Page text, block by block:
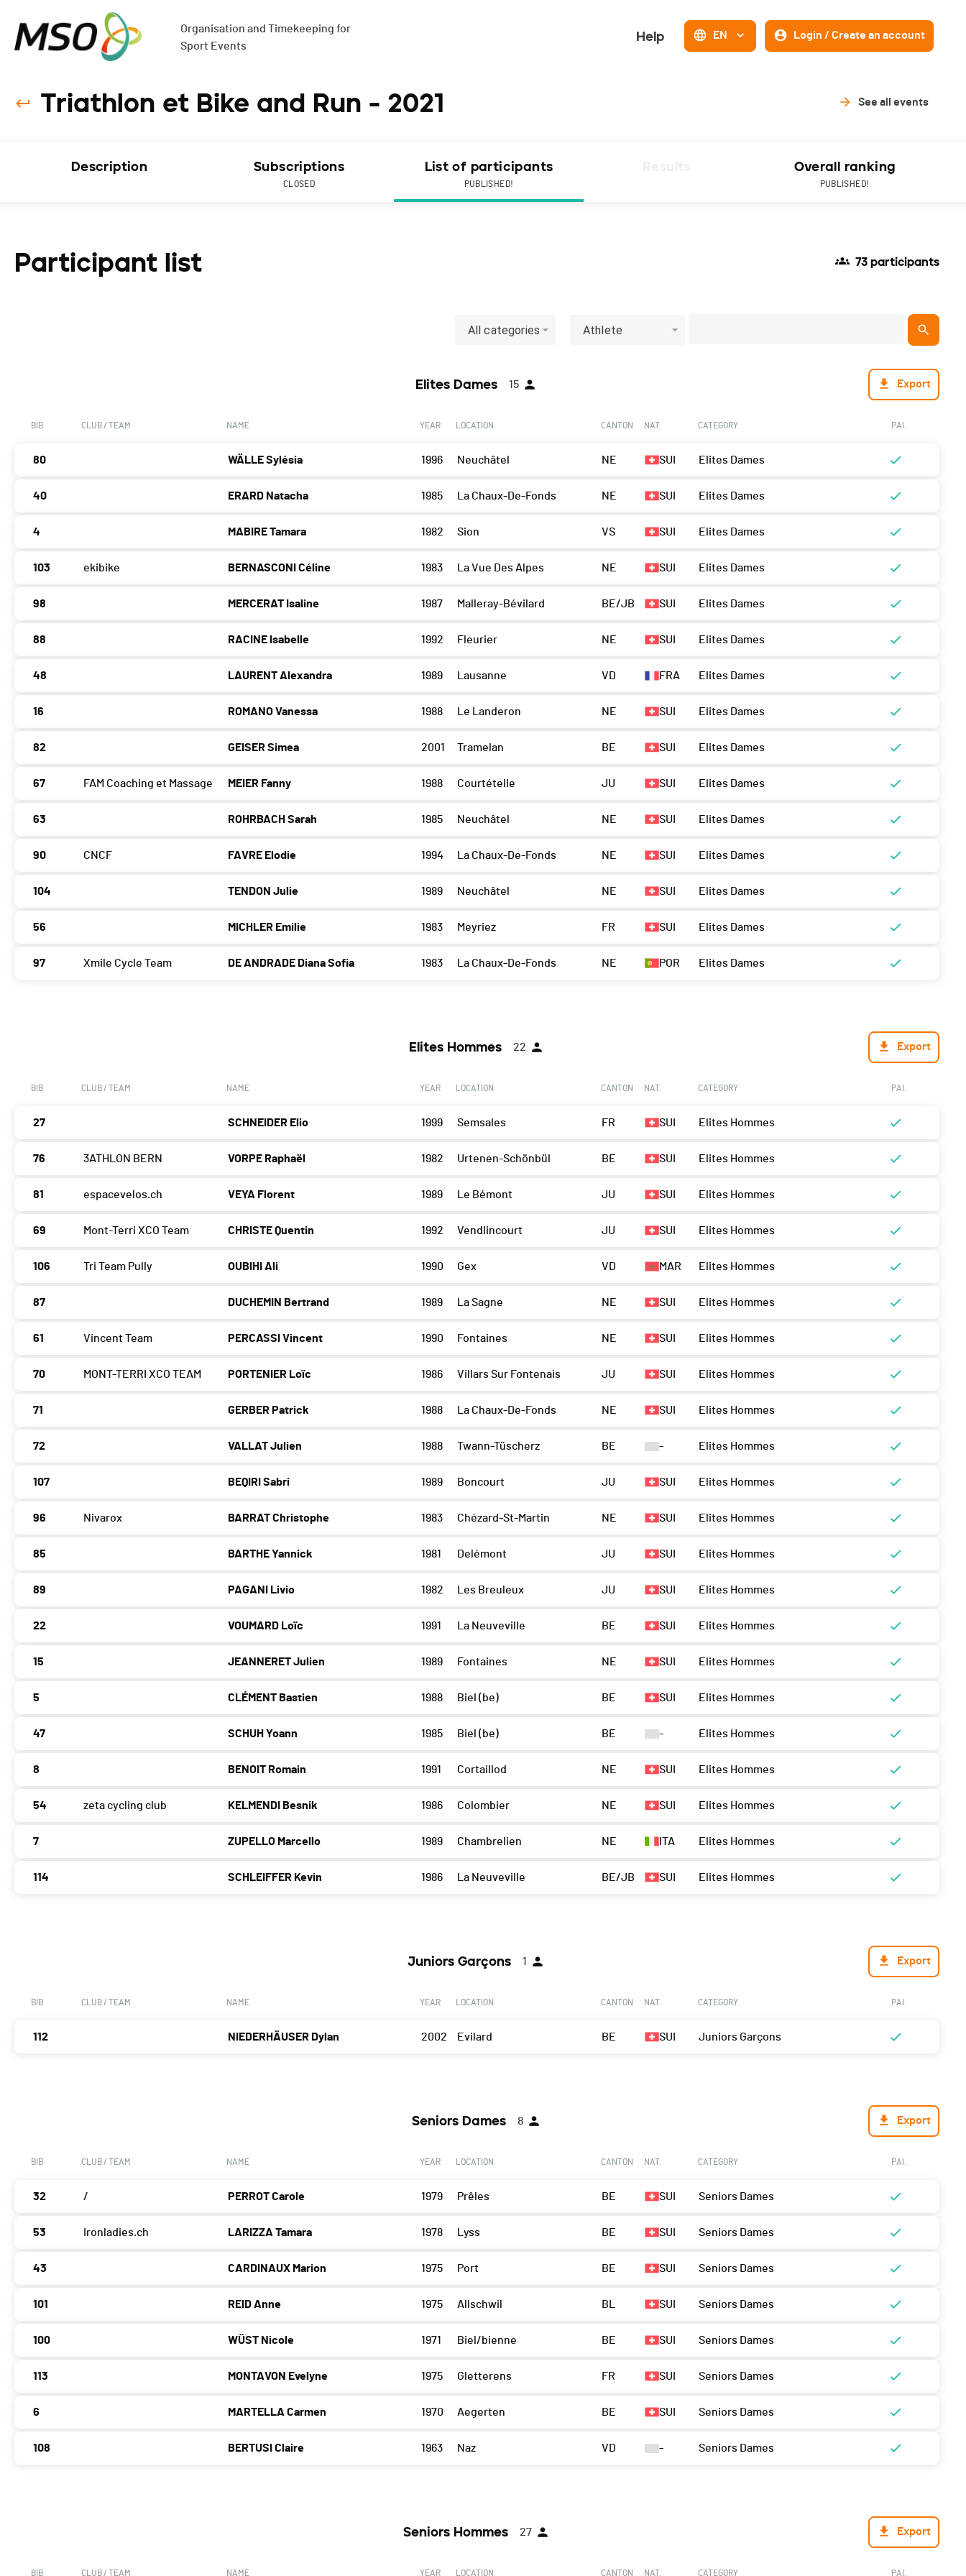
Organisation and Timekeeping for
Sport Events
Help EN Login / Create an account
Triathlon et Bike and Run - 2021 See all events
Description Subscriptions
CLOSED
List of participants
PUBLISHED!
Overall ranking
PUBLISHED!
Participant list 73 participants
All categories Athlete
Elites Dames 15 Export
BIB CLUB / TEAM NAME YEAR LOCATION CANTON NAT. CATEGORY PAI.
80 WÄLLE Sylésia 1996 Neuchâtel NE SUI Elites Dames
40 ERARD Natacha 1985 La Chaux-De-Fonds NE SUI Elites Dames
4 MABIRE Tamara 1982 Sion VS SUI Elites Dames
103 ekibike BERNASCONI Céline 1983 La Vue Des Alpes NE SUI Elites Dames
98 MERCERAT Isaline 1987 Malleray-Bévilard BE/JB SUI Elites Dames
88 RACINE Isabelle 1992 Fleurier NE SUI Elites Dames
48 LAURENT Alexandra 1989 Lausanne VD FRA Elites Dames
16 ROMANO Vanessa 1988 Le Landeron NE SUI Elites Dames
82 GEISER Simea 2001 Tramelan BE SUI Elites Dames
67 FAM Coaching et Massage MEIER Fanny 1988 Courtételle JU SUI Elites Dames
63 ROHRBACH Sarah 1985 Neuchâtel NE SUI Elites Dames
90 CNCF FAVRE Elodie 1994 La Chaux-De-Fonds NE SUI Elites Dames
104 TENDON Julie 1989 Neuchâtel NE SUI Elites Dames
56 MICHLER Emilie 1983 Meyriez FR SUI Elites Dames
97 Xmile Cycle Team DE ANDRADE Diana Sofia 1983 La Chaux-De-Fonds NE POR Elites Dames
Elites Hommes 22 Export
BIB CLUB / TEAM NAME YEAR LOCATION CANTON NAT. CATEGORY PAI.
27 SCHNEIDER Elio 1999 Semsales FR SUI Elites Hommes
76 3ATHLON BERN VORPE Raphaël 1982 Urtenen-Schönbül BE SUI Elites Hommes
81 espacevelos.ch VEYA Florent 1989 Le Bémont JU SUI Elites Hommes
69 Mont-Terri XCO Team CHRISTE Quentin 1992 Vendlincourt JU SUI Elites Hommes
106 Tri Team Pully OUBIHI Ali 1990 Gex VD MAR Elites Hommes
87 DUCHEMIN Bertrand 1989 La Sagne NE SUI Elites Hommes
61 Vincent Team PERCASSI Vincent 1990 Fontaines NE SUI Elites Hommes
70 MONT-TERRI XCO TEAM PORTENIER Loïc 1986 Villars Sur Fontenais JU SUI Elites Hommes
71 GERBER Patrick 1988 La Chaux-De-Fonds NE SUI Elites Hommes
72 VALLAT Julien 1988 Twann-Tüscherz BE - Elites Hommes
107 BEQIRI Sabri 1989 Boncourt JU SUI Elites Hommes
96 Nivarox BARRAT Christophe 1983 Chézard-St-Martin NE SUI Elites Hommes
85 BARTHE Yannick 1981 Delémont JU SUI Elites Hommes
89 PAGANI Livio 1982 Les Breuleux JU SUI Elites Hommes
22 VOUMARD Loïc 1991 La Neuveville BE SUI Elites Hommes
15 JEANNERET Julien 1989 Fontaines NE SUI Elites Hommes
5 CLÉMENT Bastien 1988 Biel (be) BE SUI Elites Hommes
47 SCHUH Yoann 1985 Biel (be) BE - Elites Hommes
8 BENOIT Romain 1991 Cortaillod NE SUI Elites Hommes
54 zeta cycling club KELMENDI Besnik 1986 Colombier NE SUI Elites Hommes
7 ZUPELLO Marcello 1989 Chambrelien NE ITA Elites Hommes
114 SCHLEIFFER Kevin 1986 La Neuveville BE/JB SUI Elites Hommes
Juniors Garçons 1 Export
BIB CLUB / TEAM NAME YEAR LOCATION CANTON NAT. CATEGORY PAI.
112 NIEDERHÄUSER Dylan 2002 Evilard BE SUI Juniors Garçons
Seniors Dames 8 Export
BIB CLUB / TEAM NAME YEAR LOCATION CANTON NAT. CATEGORY PAI.
32 / PERROT Carole 1979 Prêles BE SUI Seniors Dames
53 Ironladies.ch LARIZZA Tamara 1978 Lyss BE SUI Seniors Dames
43 CARDINAUX Marion 1975 Port BE SUI Seniors Dames
101 REID Anne 1975 Allschwil BL SUI Seniors Dames
100 WÜST Nicole 1971 Biel/bienne BE SUI Seniors Dames
113 MONTAVON Evelyne 1975 Gletterens FR SUI Seniors Dames
6 MARTELLA Carmen 1970 Aegerten BE SUI Seniors Dames
108 BERTUSI Claire 1963 Naz VD - Seniors Dames
Seniors Hommes 27 Export
BIB CLUB / TEAM NAME YEAR LOCATION CANTON NAT. CATEGORY PAI.